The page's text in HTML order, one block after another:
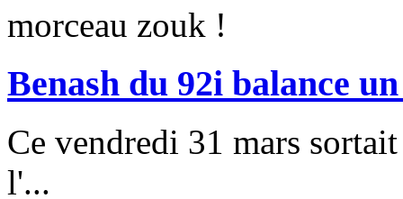
Benash du 92i balance
Ce vendredi 31 mars
l'...